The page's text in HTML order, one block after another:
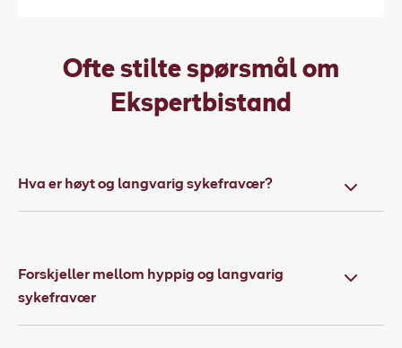
Ofte stilte spørsmål om
Ekspertbistand
Hva er høyt og langvarig sykefravær?
Forskjeller mellom hyppig og langvarig
sykefravær